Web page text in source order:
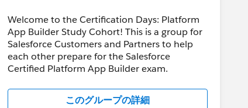
Welcome to the Certification Days: Platform
App Builder Study Cohort! This is a group for
Salesforce Customers and Partners to help
each other prepare for the Salesforce
Certified Platform App Builder exam.
このグループの詳細